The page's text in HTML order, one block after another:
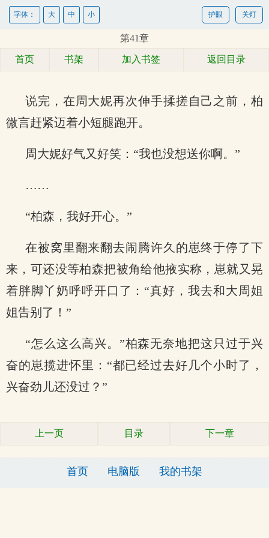
关灯
护眼
字体： 大 中 小
第41章
首页 书架 加入书签 返回目录
说完，在周大妮再次伸手揉搓自己之前，柏
微言赶紧迈着小短腿跑开。
周大妮好气又好笑：“我也没想送你啊。”
……
“柏森，我好开心。”
在被窝里翻来翻去闹腾许久的崽终于停了下
来，可还没等柏森把被角给他掖实称，崽就又晃
着胖脚丫奶呼呼开口了：“真好，我去和大周姐
姐告别了！”
“怎么这么高兴。”柏森无奈地把这只过于兴
奋的崽揽进怀里：“都已经过去好几个小时了，
兴奋劲儿还没过？”
上一页 目录 下一章
首页 电脑版 我的书架